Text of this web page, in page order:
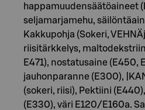
happamuudensäätöaineet
seljamarjamehu,
Kakkupohja (Sokeri,
riisitärkkelys,
E471), nostatusaine (E450,
jauhonparanne (E300),
(sokeri, riisi), Pektiini
(E330), väri E120/E160a.